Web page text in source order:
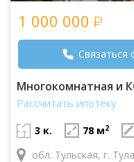
1 000 000
Связаться
Многокомнатная и
Рассчитать ипотеку
3 к. 78 м2
обл. Тульская, г.